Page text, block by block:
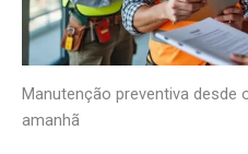
Manutenção preventiva
amanhã